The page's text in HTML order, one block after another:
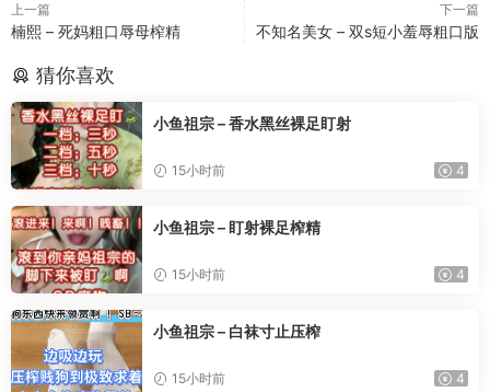
上一篇
楠熙 – 死妈粗口辱母榨精
下一篇
不知名美女 – 双s短小羞辱粗口版
猜你喜欢
小鱼祖宗 – 香水黑丝裸足盯射
15小时前 4
小鱼祖宗 – 盯射裸足榨精
15小时前 4
小鱼祖宗 – 白袜寸止压榨
15小时前 4